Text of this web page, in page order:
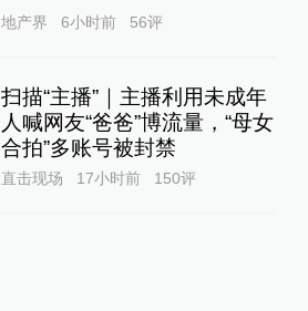
地产界 6小时前 56评
扫描“主播”｜主播利用未成年
人喊网友“爸爸”博流量，“母女
合拍”多账号被封禁
直击现场 17小时前 150评